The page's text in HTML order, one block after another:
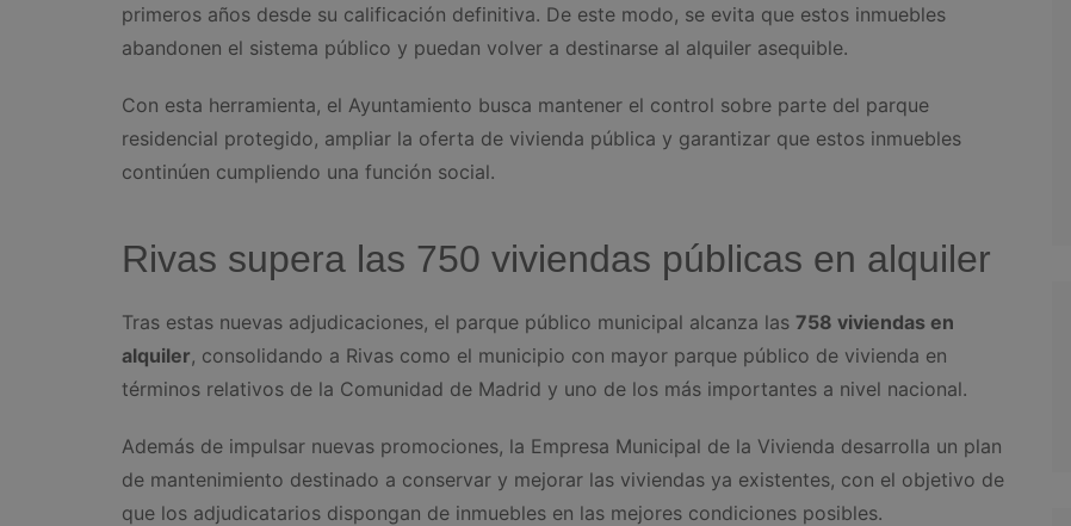
primeros años desde su calificación definitiva. De este modo, se evita que estos inmuebles
abandonen el sistema público y puedan volver a destinarse al alquiler asequible.
Con esta herramienta, el Ayuntamiento busca mantener el control sobre parte del parque
residencial protegido, ampliar la oferta de vivienda pública y garantizar que estos inmuebles
continúen cumpliendo una función social.
Rivas supera las 750 viviendas públicas en alquiler
Tras estas nuevas adjudicaciones, el parque público municipal alcanza las 758 viviendas en
alquiler, consolidando a Rivas como el municipio con mayor parque público de vivienda en
términos relativos de la Comunidad de Madrid y uno de los más importantes a nivel nacional.
Además de impulsar nuevas promociones, la Empresa Municipal de la Vivienda desarrolla un plan
de mantenimiento destinado a conservar y mejorar las viviendas ya existentes, con el objetivo de
que los adjudicatarios dispongan de inmuebles en las mejores condiciones posibles.